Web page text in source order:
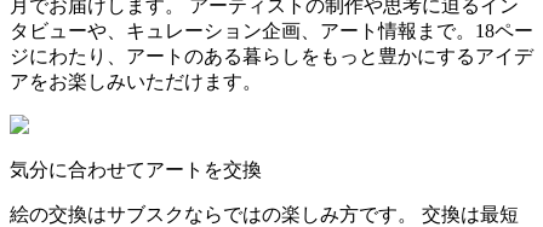
月でお届けします。 アーティストの制作や思考に迫るイン
タビューや、キュレーション企画、アート情報まで。18ペー
ジにわたり、アートのある暮らしをもっと豊かにするアイデ
アをお楽しみいただけます。
気分に合わせてアートを交換
絵の交換はサブスクならではの楽しみ方です。 交換は最短